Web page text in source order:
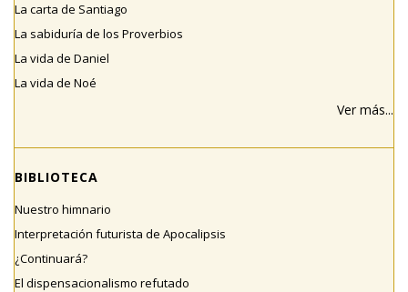
La carta de Santiago
La sabiduría de los Proverbios
La vida de Daniel
La vida de Noé
Ver más...
BIBLIOTECA
Nuestro himnario
Interpretación futurista de Apocalipsis
¿Continuará?
El dispensacionalismo refutado